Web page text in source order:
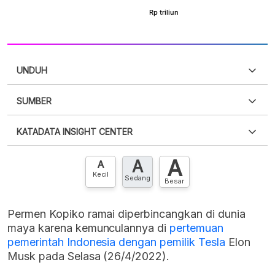
UNDUH
XLS
SUMBER
punya akun?Silakan Daftar sekarang
KATADATA INSIGHT CENTER
Hubungi sekarang »
A
Kecil A
Sedang A
Besar
Permen Kopiko ramai diperbincangkan di dunia
maya karena kemunculannya di pertemuan
pemerintah Indonesia dengan pemilik Tesla Elon
Musk pada Selasa (26/4/2022).